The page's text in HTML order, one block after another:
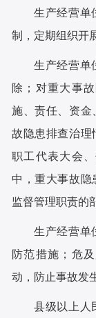
生产经营单
制，定期组织开
生产经营单
除；对重大事
施、责任、资金
故隐患排查治理
职工代表大会
中，重大事故隐
监督管理职责的
生产经营单
防范措施；危
动，防止事故发
县级以上人